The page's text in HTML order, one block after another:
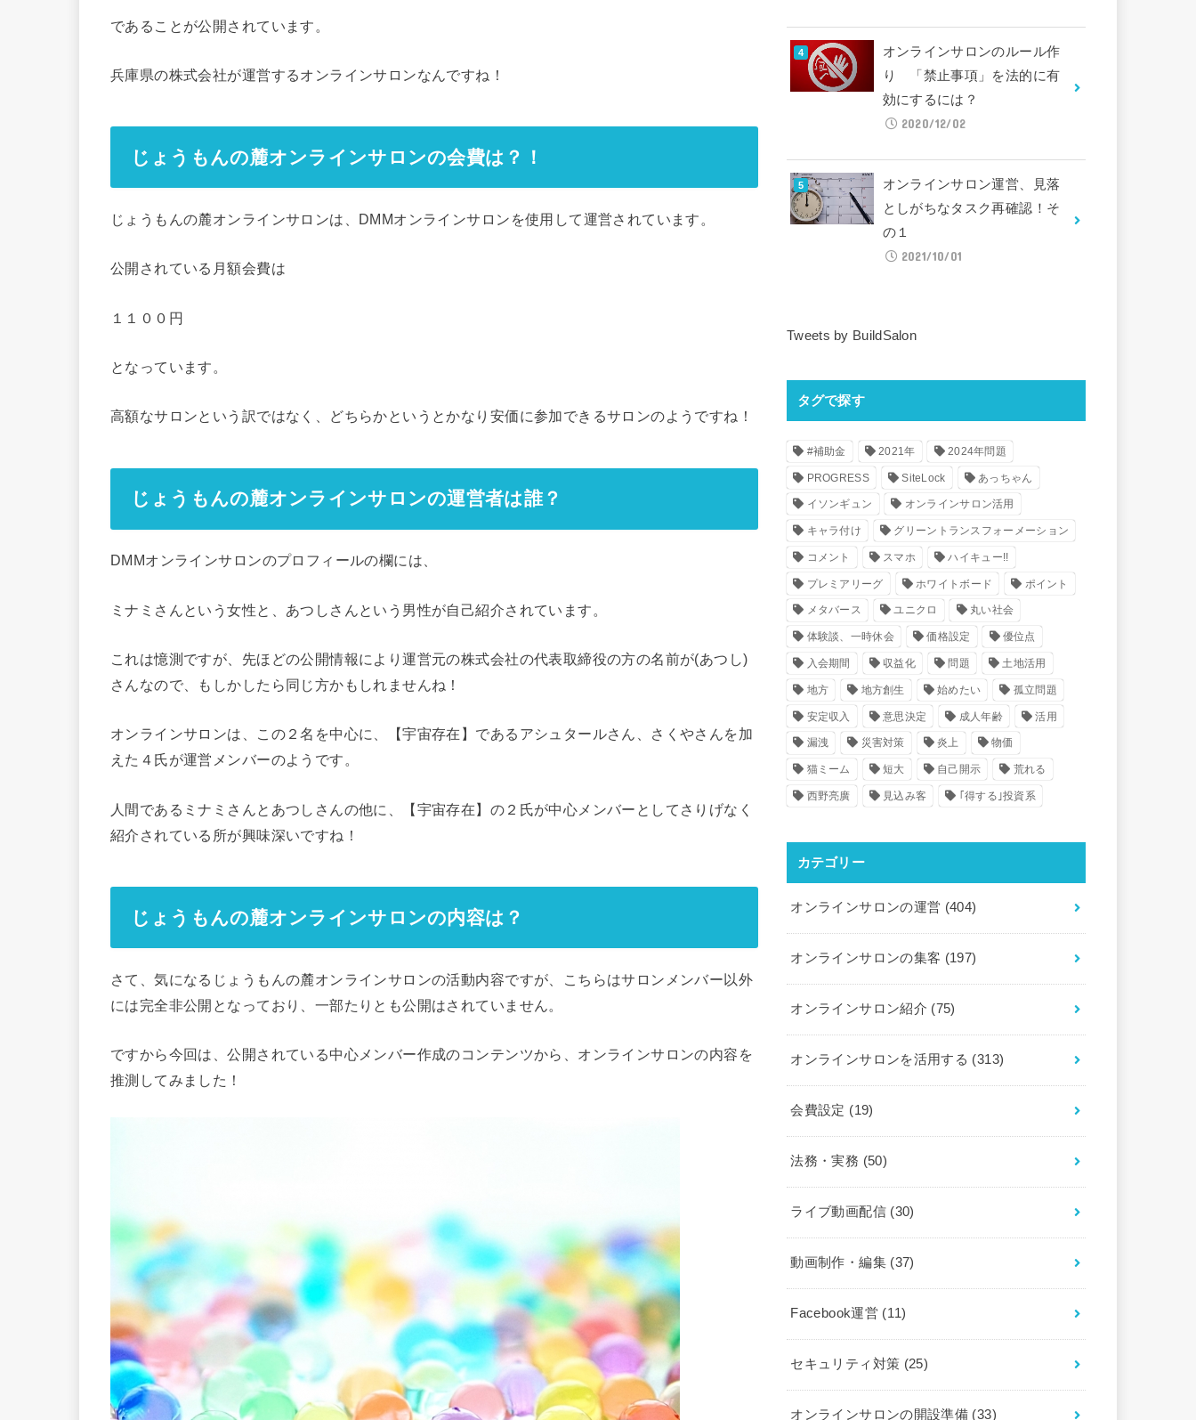
であることが公開されています。
兵庫県の株式会社が運営するオンラインサロンなんですね！
じょうもんの麓オンラインサロンの会費は？！
じょうもんの麓オンラインサロンは、DMMオンラインサロンを使用して運営されています。
公開されている月額会費は
１１００円
となっています。
高額なサロンという訳ではなく、どちらかというとかなり安価に参加できるサロンのようですね！
じょうもんの麓オンラインサロンの運営者は誰？
DMMオンラインサロンのプロフィールの欄には、
ミナミさんという女性と、あつしさんという男性が自己紹介されています。
これは憶測ですが、先ほどの公開情報により運営元の株式会社の代表取締役の方の名前が(あつし)
さんなので、もしかしたら同じ方かもしれませんね！
オンラインサロンは、この２名を中心に、【宇宙存在】であるアシュタールさん、さくやさんを加
えた４氏が運営メンバーのようです。
人間であるミナミさんとあつしさんの他に、【宇宙存在】の２氏が中心メンバーとしてさりげなく
紹介されている所が興味深いですね！
じょうもんの麓オンラインサロンの内容は？
さて、気になるじょうもんの麓オンラインサロンの活動内容ですが、こちらはサロンメンバー以外
には完全非公開となっており、一部たりとも公開はされていません。
ですから今回は、公開されている中心メンバー作成のコンテンツから、オンラインサロンの内容を
推測してみました！
オンラインサロンのルール作
り 「禁止事項」を法的に有
効にするには？
2020/12/02
オンラインサロン運営、見落
としがちなタスク再確認！そ
の１
2021/10/01
Tweets by BuildSalon
タグで探す
#補助金 2021年 2024年問題
PROGRESS SiteLock あっちゃん
イソンギュン オンラインサロン活用
キャラ付け グリーントランスフォーメーション
コメント スマホ ハイキュー!!
プレミアリーグ ホワイトボード ポイント
メタバース ユニクロ 丸い社会
体験談、一時休会 価格設定 優位点
入会期間 収益化 問題 土地活用
地方 地方創生 始めたい 孤立問題
安定収入 意思決定 成人年齢 活用
漏洩 災害対策 炎上 物価
猫ミーム 短大 自己開示 荒れる
西野亮廣 見込み客 ｢得する｣投資系
カテゴリー
オンラインサロンの運営 (404)
オンラインサロンの集客 (197)
オンラインサロン紹介 (75)
オンラインサロンを活用する (313)
会費設定 (19)
法務・実務 (50)
ライブ動画配信 (30)
動画制作・編集 (37)
Facebook運営 (11)
セキュリティ対策 (25)
オンラインサロンの開設準備 (33)